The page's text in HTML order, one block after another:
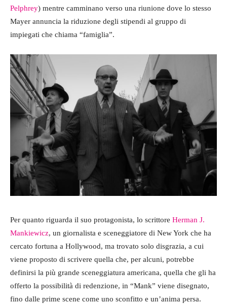
Pelphrey) mentre camminano verso una riunione dove lo stesso
Mayer annuncia la riduzione degli stipendi al gruppo di
impiegati che chiama “famiglia”.
Per quanto riguarda il suo protagonista, lo scrittore Herman J.
Mankiewicz, un giornalista e sceneggiatore di New York che ha
cercato fortuna a Hollywood, ma trovato solo disgrazia, a cui
viene proposto di scrivere quella che, per alcuni, potrebbe
definirsi la più grande sceneggiatura americana, quella che gli ha
offerto la possibilità di redenzione, in “Mank” viene disegnato,
fino dalle prime scene come uno sconfitto e un’anima persa.